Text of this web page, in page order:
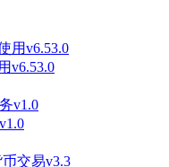
v6.53.0